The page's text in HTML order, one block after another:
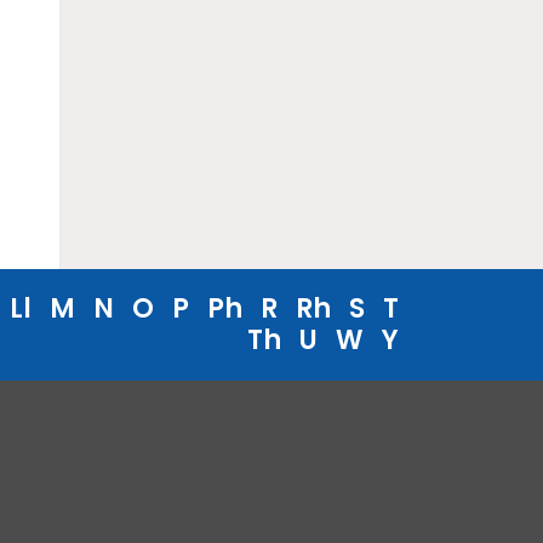
Ll M N O P Ph R Rh S T
Th U W Y